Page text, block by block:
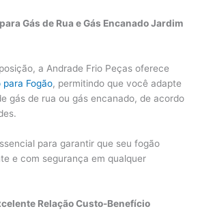
Gás de Rua e Gás Encanado Jardim
a Andrade Frio Peças oferece
para Fogão, permitindo que você adapte
gás de rua ou gás encanado, de acordo
para garantir que seu fogão
e com segurança em qualquer
Relação Custo-Benefício